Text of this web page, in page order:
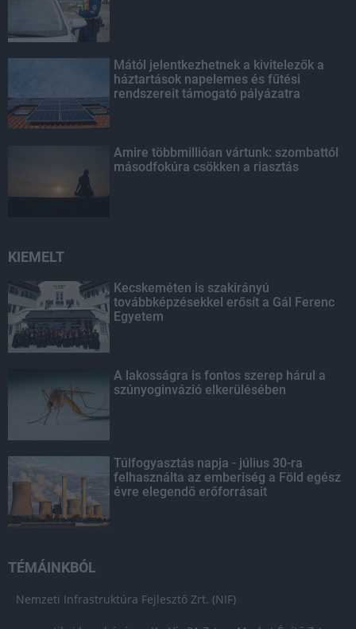
Mától jelentkezhetnek a kivitelezők a
háztartások napelemes és fűtési
rendszereit támogató pályázatra
Amire többmillióan vártunk: szombattól
másodfokúra csökken a riasztás
KIEMELT
Kecskeméten is szakirányú
továbbképzésekkel erősít a Gál Ferenc
Egyetem
A lakosságra is fontos szerep hárul a
szúnyoginvázió elkerülésében
Túlfogyasztás napja - július 30-ra
felhasználta az emberiség a Föld egész
évre elegendő erőforrásait
TÉMÁINKBÓL
Nemzeti Infrastruktúra Fejlesztő Zrt. (NIF)